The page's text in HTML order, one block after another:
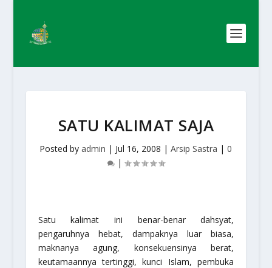
SATU KALIMAT SAJA
Posted byadmin | Jul 16, 2008 |Arsip Sastra |0
|
Satu kalimat ini benar-benar dahsyat,
pengaruhnya hebat, dampaknya luar biasa,
maknanya agung, konsekuensinya berat,
keutamaannya tertinggi, kunci Islam, pembuka